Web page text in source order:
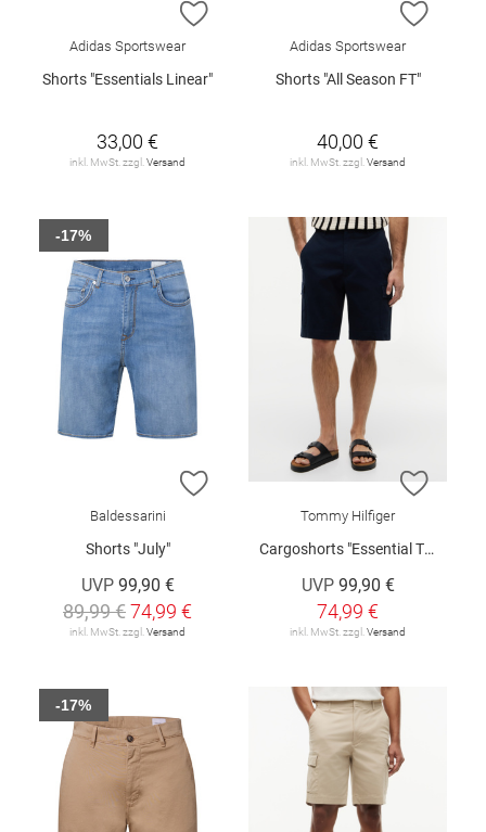
ZUR WUNSCHLISTE HINZUFÜGEN
Adidas Sportswear
Shorts "Essentials Linear"
33,00 €
inkl. MwSt. zzgl. Versand
ZUR
Adidas Sportswear
Shorts "All Season FT"
40,00 €
inkl. MwSt. zzgl. Versand
ZUR WUNSCHLISTE HINZUFÜGEN
Baldessarini
Shorts "July"
UVP 99,90 €
89,99 €74,99 €
inkl. MwSt. zzgl. Versand
-17%
ZUR
Tommy Hilfiger
Cargoshorts "Essential Twill"
UVP 99,90 €
74,99 €
inkl. MwSt. zzgl. Versand
-17%